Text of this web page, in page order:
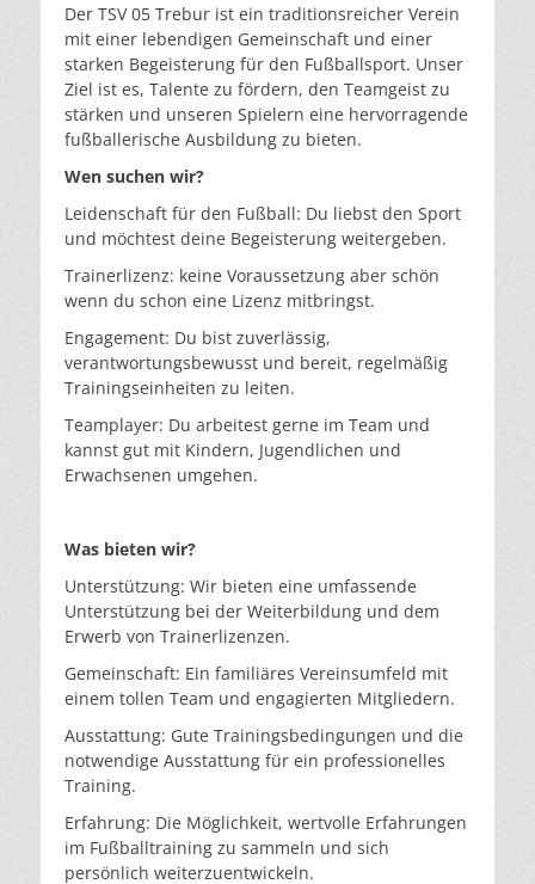
Der TSV 05 Trebur ist ein traditionsreicher Verein
mit einer lebendigen Gemeinschaft und einer
starken Begeisterung für den Fußballsport. Unser
Ziel ist es, Talente zu fördern, den Teamgeist zu
stärken und unseren Spielern eine hervorragende
fußballerische Ausbildung zu bieten.
Wen suchen wir?
Leidenschaft für den Fußball: Du liebst den Sport
und möchtest deine Begeisterung weitergeben.
Trainerlizenz: keine Voraussetzung aber schön
wenn du schon eine Lizenz mitbringst.
Engagement: Du bist zuverlässig,
verantwortungsbewusst und bereit, regelmäßig
Trainingseinheiten zu leiten.
Teamplayer: Du arbeitest gerne im Team und
kannst gut mit Kindern, Jugendlichen und
Erwachsenen umgehen.
Was bieten wir?
Unterstützung: Wir bieten eine umfassende
Unterstützung bei der Weiterbildung und dem
Erwerb von Trainerlizenzen.
Gemeinschaft: Ein familiäres Vereinsumfeld mit
einem tollen Team und engagierten Mitgliedern.
Ausstattung: Gute Trainingsbedingungen und die
notwendige Ausstattung für ein professionelles
Training.
Erfahrung: Die Möglichkeit, wertvolle Erfahrungen
im Fußballtraining zu sammeln und sich
persönlich weiterzuentwickeln.